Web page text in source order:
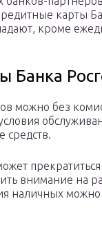
карты
кроме
Банка
можно без
средств.
внимание на
наличных